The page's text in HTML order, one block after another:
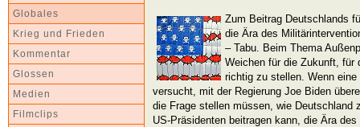
Globales
Krieg und Frieden
Kommentar
Glossen
Medien
Filmclips
Zum Beitrag Deutschlands
die Ära des
– Tabu. Beim Thema
Weichen für die Zukunft, für
richtig zu stellen. Wenn
versucht, mit der Regierung Joe Biden
die Frage stellen müssen, wie Deutschland
US-Präsidenten beitragen kann, die Ära